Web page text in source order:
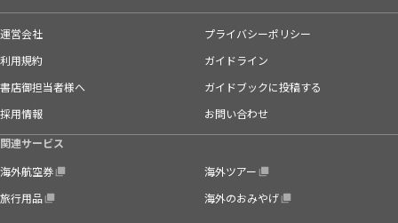
運営会社
プライバシーポリシー
利用規約
ガイドライン
書店御担当者様へ
ガイドブックに投稿する
採用情報
お問い合わせ
関連サービス
海外航空券
海外ツアー
旅行用品
海外のおみやげ